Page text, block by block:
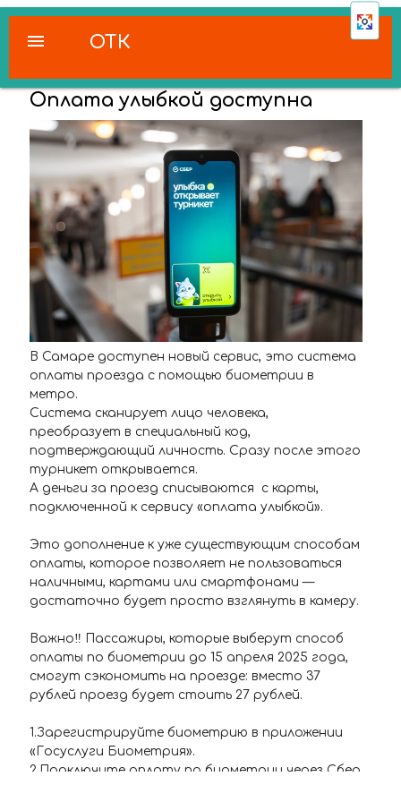
ОТК
menu
Оплата улыбкой доступна
В Самаре доступен новый сервис, это система
оплаты проезда с помощью биометрии в
метро.
Система сканирует лицо человека,
преобразует в специальный код,
подтверждающий личность. Сразу после этого
турникет открывается.
А деньги за проезд списываются с карты,
подключенной к сервису «оплата улыбкой».
Это дополнение к уже существующим способам
оплаты, которое позволяет не пользоваться
наличными, картами или смартфонами —
достаточно будет просто взглянуть в камеру.
Важно‼️ Пассажиры, которые выберут способ
оплаты по биометрии до 15 апреля 2025 года,
смогут сэкономить на проезде: вместо 37
рублей проезд будет стоить 27 рублей.
1.Зарегистрируйте биометрию в приложении
«Госуслуги Биометрия».
2.Подключите оплату по биометрии через Сбер